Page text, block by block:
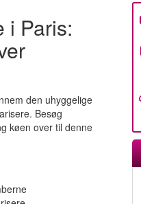
i Paris:
den uhyggelige
Besøg
køen over til denne